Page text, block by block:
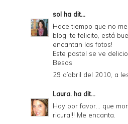
sol ha dit...
Hace tiempo que no
blog, te felicito, está
encantan las fotos!
Este pastel se ve
Besos
29 d’abril del 2010, a
Laura. ha dit...
Hay por favor... que
ricura!!! Me encanta.